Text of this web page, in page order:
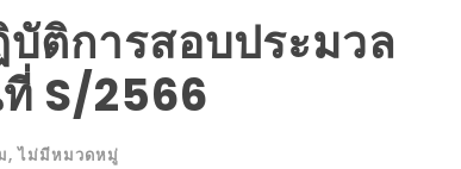
ติการสอบประมวล
S/2566
, ไม่มีหมวดหมู่